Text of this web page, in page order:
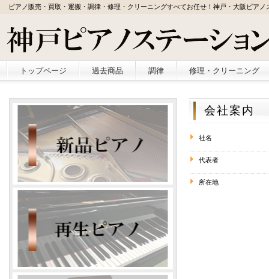
ピアノ販売・買取・運搬・調律・修理・クリーニングすべてお任せ！神戸・大阪ピアノ
会社案内
社名
代表者
所在地
トップページ 過去商品 調律 修理・クリーニング